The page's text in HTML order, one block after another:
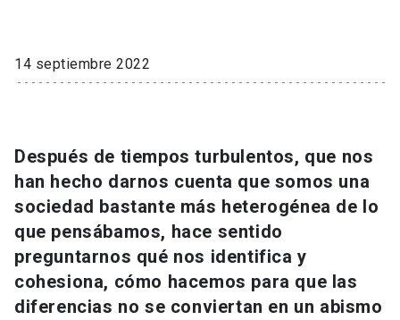
Internacionalización
Vinculación
Universidad
Información para keyboard_arrow_down
Futuros estudiantes
Go to english site
14 septiembre 2022
Después de tiempos turbulentos, que nos
han hecho darnos cuenta que somos una
sociedad bastante más heterogénea de lo
que pensábamos, hace sentido
preguntarnos qué nos identifica y
cohesiona, cómo hacemos para que las
diferencias no se conviertan en un abismo